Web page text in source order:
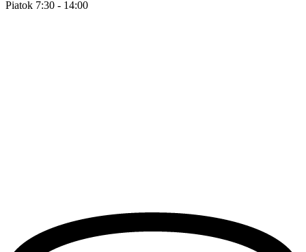
Piatok 7:30 - 14:00